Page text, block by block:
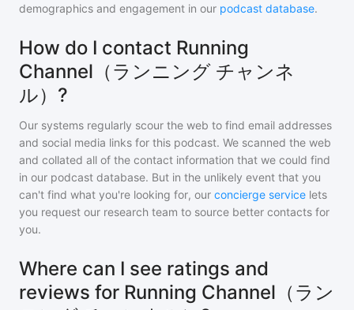
demographics and engagement in our podcast database.
How do I contact Running
Channel（ランニング チャンネ
ル）?
Our systems regularly scour the web to find email addresses
and social media links for this podcast. We scanned the web
and collated all of the contact information that we could find
in our podcast database. But in the unlikely event that you
can't find what you're looking for, our concierge service lets
you request our research team to source better contacts for
you.
Where can I see ratings and
reviews for Running Channel（ラン